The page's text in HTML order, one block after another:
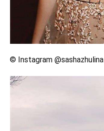
© Instagram @sashazhulina